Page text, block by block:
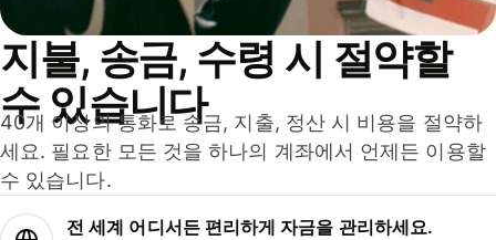
지불, 송금, 수령 시 절약할
수 있습니다
40개 이상의 통화로 송금, 지출, 정산 시 비용을 절약하
세요. 필요한 모든 것을 하나의 계좌에서 언제든 이용할
수 있습니다.
전 세계 어디서든 편리하게 자금을 관리하세요.